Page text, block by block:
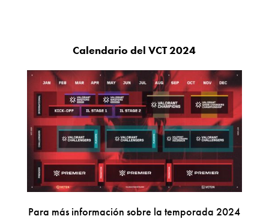
Calendario del VCT 2024
Para más información sobre la temporada 2024